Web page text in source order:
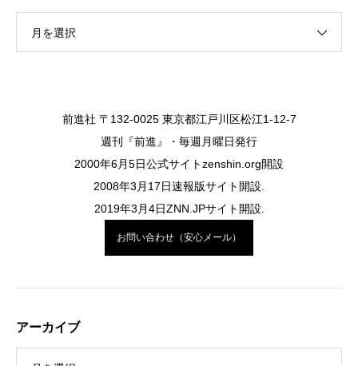
月を選択
前進社 〒132-0025 東京都江戸川区松江1-12-7
週刊『前進』・毎週月曜日発行
2000年6月5日公式サイトzenshin.org開設
2008年3月17日速報版サイト開設.
2019年3月4日ZNN.JPサイト開設.
お問い合わせ（安心メール）
アーカイブ